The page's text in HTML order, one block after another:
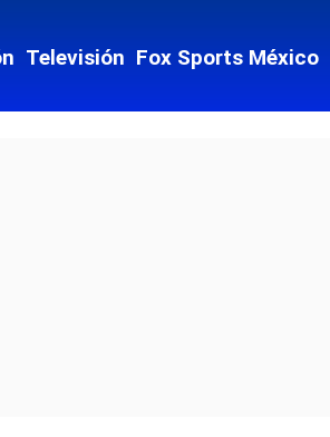
Televisión Fox Sports México